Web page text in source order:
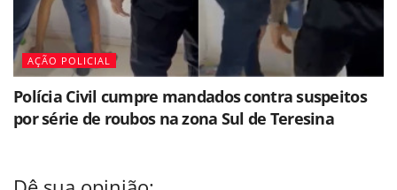
AÇÃO POLICIAL
Polícia Civil cumpre mandados contra suspeitos
por série de roubos na zona Sul de Teresina